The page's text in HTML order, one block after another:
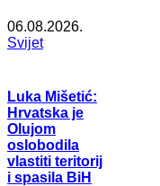
06.08.2026.
Svijet
Luka Mišetić:
Hrvatska je
Olujom
oslobodila
vlastiti teritorij
i spasila BiH